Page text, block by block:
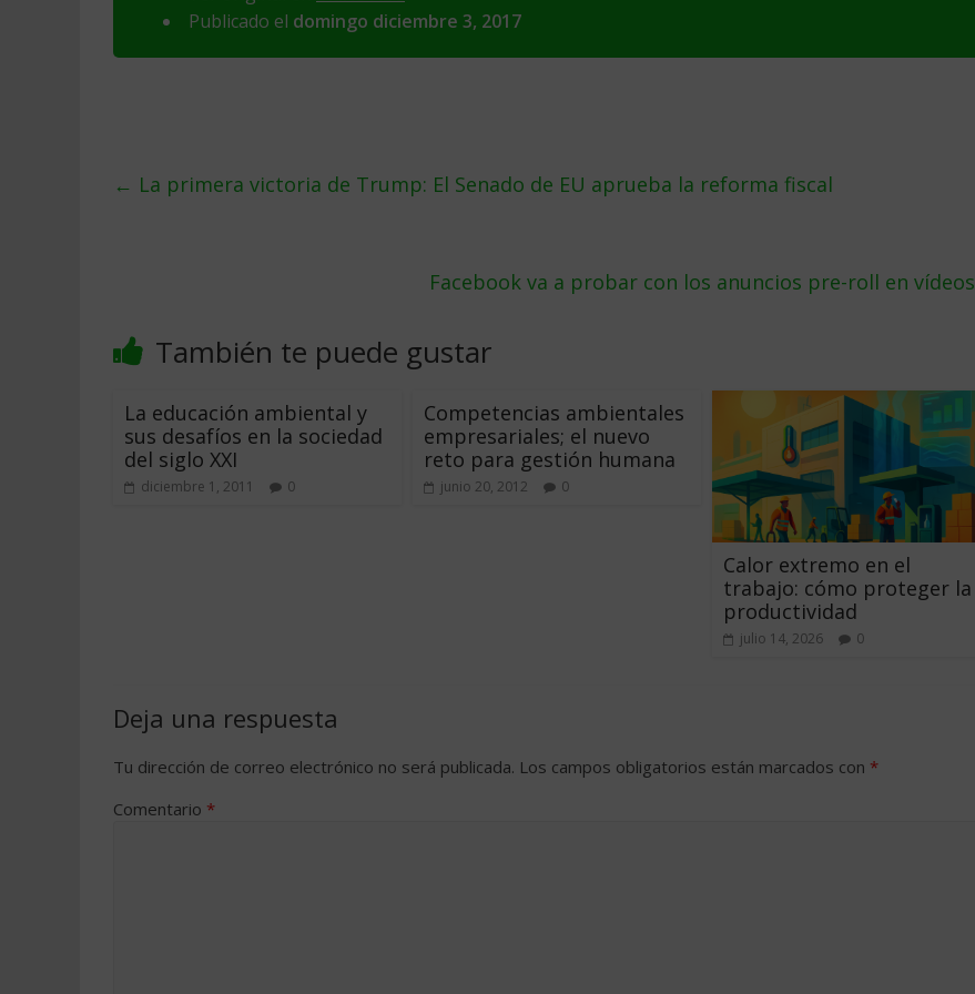
Publicado el domingo diciembre 3, 2017
← La primera victoria de Trump: El Senado de EU aprueba la reforma fiscal
Facebook va a probar con los anuncios pre-roll en vídeos
También te puede gustar
La educación ambiental y
sus desafíos en la sociedad
del siglo XXI
diciembre 1, 2011 0
Competencias ambientales
empresariales; el nuevo
reto para gestión humana
junio 20, 2012 0
Calor extremo en el
trabajo: cómo proteger la
productividad
julio 14, 2026 0
Deja una respuesta
Tu dirección de correo electrónico no será publicada. Los campos obligatorios están marcados con *
Comentario *